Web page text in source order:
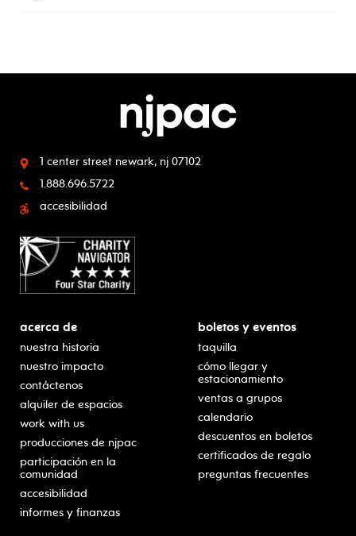
1 center street newark, nj 07102
1.888.696.5722
accesibilidad
acerca de
nuestra historia
nuestro impacto
contáctenos
alquiler de espacios
work with us
producciones de njpac
participación en la
comunidad
accesibilidad
informes y finanzas
boletos y eventos
taquilla
cómo llegar y
estacionamiento
ventas a grupos
calendario
descuentos en boletos
certificados de regalo
preguntas frecuentes